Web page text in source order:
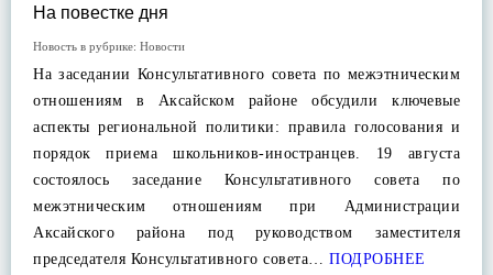
На повестке дня
Новость в рубрике: Новости
На заседании Консультативного совета по межэтническим
отношениям в Аксайском районе обсудили ключевые
аспекты региональной политики: правила голосования и
порядок приема школьников-иностранцев. 19 августа
состоялось заседание Консультативного совета по
межэтническим отношениям при Администрации
Аксайского района под руководством заместителя
председателя Консультативного совета… ПОДРОБНЕЕ